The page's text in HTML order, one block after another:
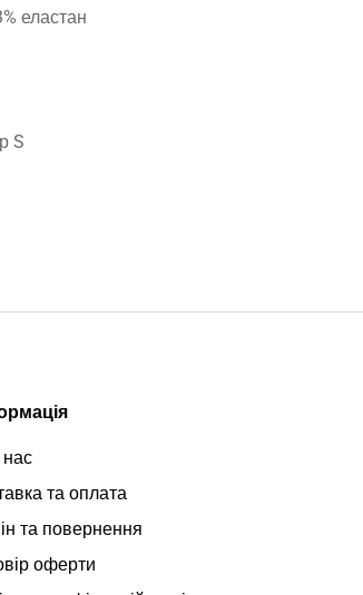
еластан
S
та оплата
та повернення
оферти